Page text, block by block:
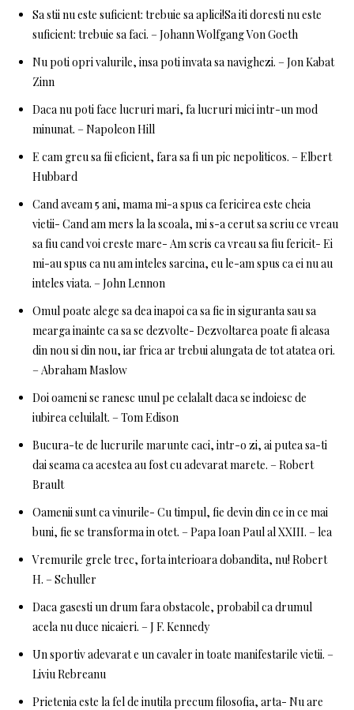
Sa stii nu este suficient: trebuie sa aplici!Sa iti doresti nu este
suficient: trebuie sa faci. – Johann Wolfgang Von Goeth
Nu poti opri valurile, insa poti invata sa navighezi. – Jon Kabat
Zinn
Daca nu poti face lucruri mari, fa lucruri mici intr-un mod
minunat. – Napoleon Hill
E cam greu sa fii eficient, fara sa fi un pic nepoliticos. – Elbert
Hubbard
Cand aveam 5 ani, mama mi-a spus ca fericirea este cheia
vietii- Cand am mers la la scoala, mi s-a cerut sa scriu ce vreau
sa fiu cand voi creste mare- Am scris ca vreau sa fiu fericit- Ei
mi-au spus ca nu am inteles sarcina, eu le-am spus ca ei nu au
inteles viata. – John Lennon
Omul poate alege sa dea inapoi ca sa fie in siguranta sau sa
mearga inainte ca sa se dezvolte- Dezvoltarea poate fi aleasa
din nou si din nou, iar frica ar trebui alungata de tot atatea ori.
– Abraham Maslow
Doi oameni se ranesc unul pe celalalt daca se indoiesc de
iubirea celuilalt. – Tom Edison
Bucura-te de lucrurile marunte caci, intr-o zi, ai putea sa-ti
dai seama ca acestea au fost cu adevarat marete. – Robert
Brault
Oamenii sunt ca vinurile- Cu timpul, fie devin din ce in ce mai
buni, fie se transforma in otet. – Papa Ioan Paul al XXIII. – lea
Vremurile grele trec, forta interioara dobandita, nu! Robert
H. – Schuller
Daca gasesti un drum fara obstacole, probabil ca drumul
acela nu duce nicaieri. – J F. Kennedy
Un sportiv adevarat e un cavaler in toate manifestarile vietii. –
Liviu Rebreanu
Prietenia este la fel de inutila precum filosofia, arta- Nu are